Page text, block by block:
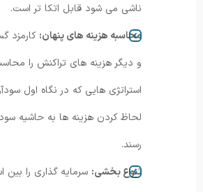
ناشی می شود قابل اتکا تر است.
محاسبه هزینه های پنهان: کارمزد
و دیگر هزینه های تراکنش را
استراتژی هایی که در نگاه اول
لحاظ کردن هزینه ها به حاشیه
رسند.
تنوع بخشی: سرمایه گذاری را بین